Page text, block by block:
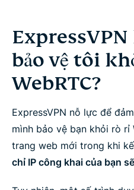
bảo vệ tôi
WebRTC?
ExpressVPN nỗ lực để
mình bảo vệ bạn khỏi rò rỉ
trang web mới trong khi
chỉ IP công khai của bạn